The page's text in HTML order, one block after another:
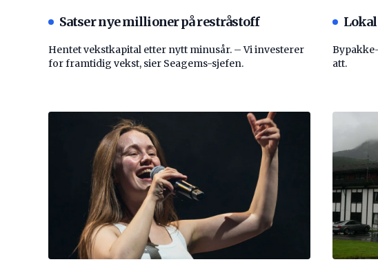
Satser nye millioner på restråstoff
Hentet vekstkapital etter nytt minusår. – Vi investerer
for framtidig vekst, sier Seagems-sjefen.
att.